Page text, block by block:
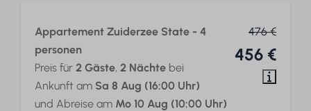
476 €
456 €
Appartement Zuiderzee State - 4
personen
Preis für 2 Gäste, 2 Nächte bei
Ankunft am Sa 8 Aug (16:00 Uhr)
und Abreise am Mo 10 Aug (10:00 Uhr)